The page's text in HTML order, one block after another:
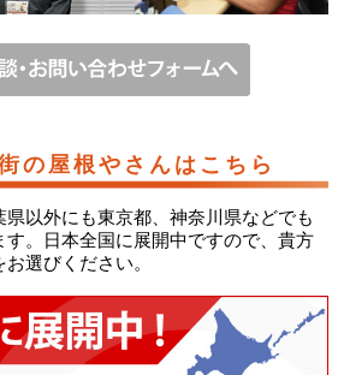
の屋根やさんはこちら
以外にも東京都、神奈川県などでも
す。日本全国に展開中ですので、貴方
選びください。